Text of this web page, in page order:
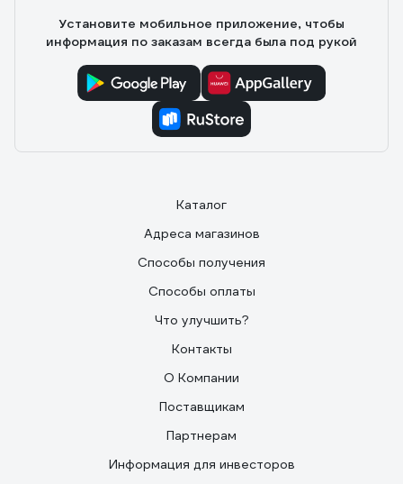
Установите мобильное приложение, чтобы
информация по заказам всегда была под рукой
Каталог
Адреса магазинов
Способы получения
Способы оплаты
Что улучшить?
Контакты
О Компании
Поставщикам
Партнерам
Информация для инвесторов